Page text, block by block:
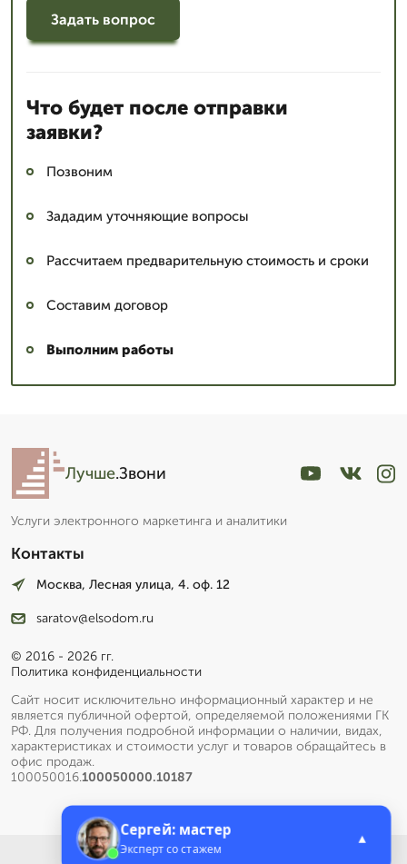
Задать вопрос
Что будет после отправки
заявки?
Позвоним
Зададим уточняющие вопросы
Рассчитаем предварительную стоимость и сроки
Составим договор
Выполним работы
Лучше.Звони
Услуги электронного маркетинга и аналитики
Контакты
Москва, Лесная улица, 4. оф. 12
saratov@elsodom.ru
© 2016 - 2026 гг.
Политика конфиденциальности
Сайт носит исключительно информационный характер и не
является публичной офертой, определяемой положениями ГК
РФ. Для получения подробной информации о наличии, видах,
характеристиках и стоимости услуг и товаров обращайтесь в
офис продаж.
100050016.100050000.10187
Сергей: мастер
Эксперт со стажем
▲